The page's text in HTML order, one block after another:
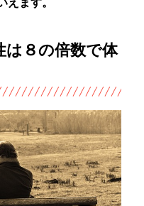
は８の倍数で体